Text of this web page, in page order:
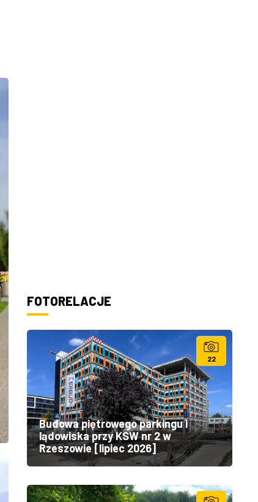
FOTORELACJE
22
Budowa piętrowego parkingu i
lądowiska przy KSW nr 2 w
Rzeszowie [lipiec 2026]